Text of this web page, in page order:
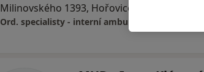
Milinovského 1393, Hořovice
Ord. specialisty - interní ambulance